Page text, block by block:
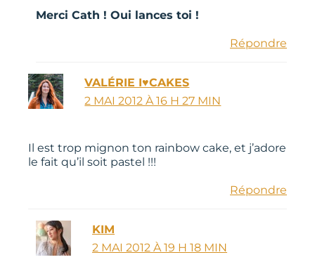
Merci Cath ! Oui lances toi !
Répondre
VALÉRIE I♥CAKES
2 MAI 2012 À 16 H 27 MIN
Il est trop mignon ton rainbow cake, et j’adore
le fait qu’il soit pastel !!!
Répondre
KIM
2 MAI 2012 À 19 H 18 MIN